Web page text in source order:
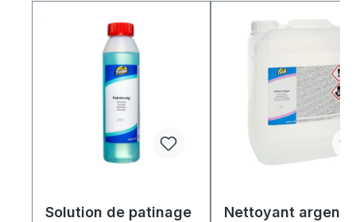
Solution de patinage Nettoyant argent